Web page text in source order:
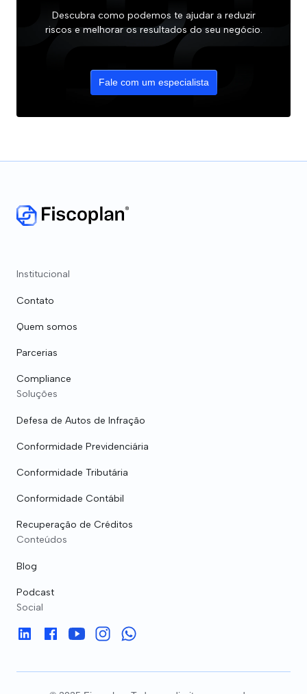
Descubra como podemos te ajudar a reduzir
riscos e melhorar os resultados do seu negócio.
Fale com um especialista
Institucional
Contato
Quem somos
Parcerias
Compliance
Soluções
Defesa de Autos de Infração
Conformidade Previdenciária
Conformidade Tributária
Conformidade Contábil
Recuperação de Créditos
Conteúdos
Blog
Podcast
Social